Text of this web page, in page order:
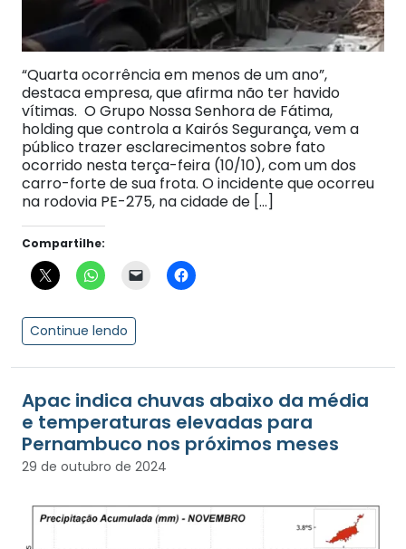
“Quarta ocorrência em menos de um ano”,
destaca empresa, que afirma não ter havido
vítimas. O Grupo Nossa Senhora de Fátima,
holding que controla a Kairós Segurança, vem a
público trazer esclarecimentos sobre fato
ocorrido nesta terça-feira (10/10), com um dos
carro-forte de sua frota. O incidente que ocorreu
na rodovia PE-275, na cidade de […]
Compartilhe:
Continue lendo
Apac indica chuvas abaixo da média
e temperaturas elevadas para
Pernambuco nos próximos meses
29 de outubro de 2024